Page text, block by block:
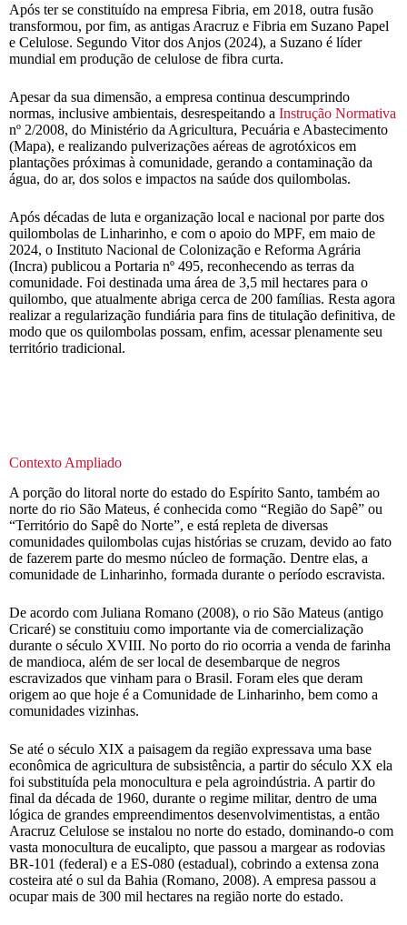
Após ter se constituído na empresa Fibria, em 2018, outra fusão
transformou, por fim, as antigas Aracruz e Fibria em Suzano Papel
e Celulose. Segundo Vitor dos Anjos (2024), a Suzano é líder
mundial em produção de celulose de fibra curta.
Apesar da sua dimensão, a empresa continua descumprindo
normas, inclusive ambientais, desrespeitando a Instrução Normativa
nº 2/2008, do Ministério da Agricultura, Pecuária e Abastecimento
(Mapa), e realizando pulverizações aéreas de agrotóxicos em
plantações próximas à comunidade, gerando a contaminação da
água, do ar, dos solos e impactos na saúde dos quilombolas.
Após décadas de luta e organização local e nacional por parte dos
quilombolas de Linharinho, e com o apoio do MPF, em maio de
2024, o Instituto Nacional de Colonização e Reforma Agrária
(Incra) publicou a Portaria nº 495, reconhecendo as terras da
comunidade. Foi destinada uma área de 3,5 mil hectares para o
quilombo, que atualmente abriga cerca de 200 famílias. Resta agora
realizar a regularização fundiária para fins de titulação definitiva, de
modo que os quilombolas possam, enfim, acessar plenamente seu
território tradicional.
Contexto Ampliado
A porção do litoral norte do estado do Espírito Santo, também ao
norte do rio São Mateus, é conhecida como “Região do Sapê” ou
“Território do Sapê do Norte”, e está repleta de diversas
comunidades quilombolas cujas histórias se cruzam, devido ao fato
de fazerem parte do mesmo núcleo de formação. Dentre elas, a
comunidade de Linharinho, formada durante o período escravista.
De acordo com Juliana Romano (2008), o rio São Mateus (antigo
Cricaré) se constituiu como importante via de comercialização
durante o século XVIII. No porto do rio ocorria a venda de farinha
de mandioca, além de ser local de desembarque de negros
escravizados que vinham para o Brasil. Foram eles que deram
origem ao que hoje é a Comunidade de Linharinho, bem como a
comunidades vizinhas.
Se até o século XIX a paisagem da região expressava uma base
econômica de agricultura de subsistência, a partir do século XX ela
foi substituída pela monocultura e pela agroindústria. A partir do
final da década de 1960, durante o regime militar, dentro de uma
lógica de grandes empreendimentos desenvolvimentistas, a então
Aracruz Celulose se instalou no norte do estado, dominando-o com
vasta monocultura de eucalipto, que passou a margear as rodovias
BR-101 (federal) e a ES-080 (estadual), cobrindo a extensa zona
costeira até o sul da Bahia (Romano, 2008). A empresa passou a
ocupar mais de 300 mil hectares na região norte do estado.